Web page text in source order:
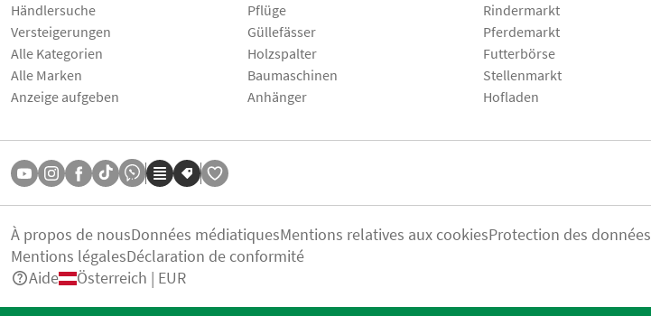
Händlersuche
Versteigerungen
Alle Kategorien
Alle Marken
Anzeige aufgeben
Pflüge
Güllefässer
Holzspalter
Baumaschinen
Anhänger
Rindermarkt
Pferdemarkt
Futterbörse
Stellenmarkt
Hofladen
À propos de nousDonnées médiatiquesMentions relatives aux cookiesProtection des données
Mentions légalesDéclaration de conformité
Aide
Österreich | EUR